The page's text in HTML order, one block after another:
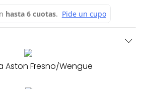
Aston Fresno/Wengue